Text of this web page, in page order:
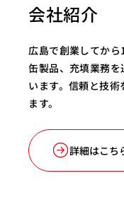
​会社紹介
広島で創業してか
缶製品、充填業務
います。信頼と技
ます。
詳細はこち